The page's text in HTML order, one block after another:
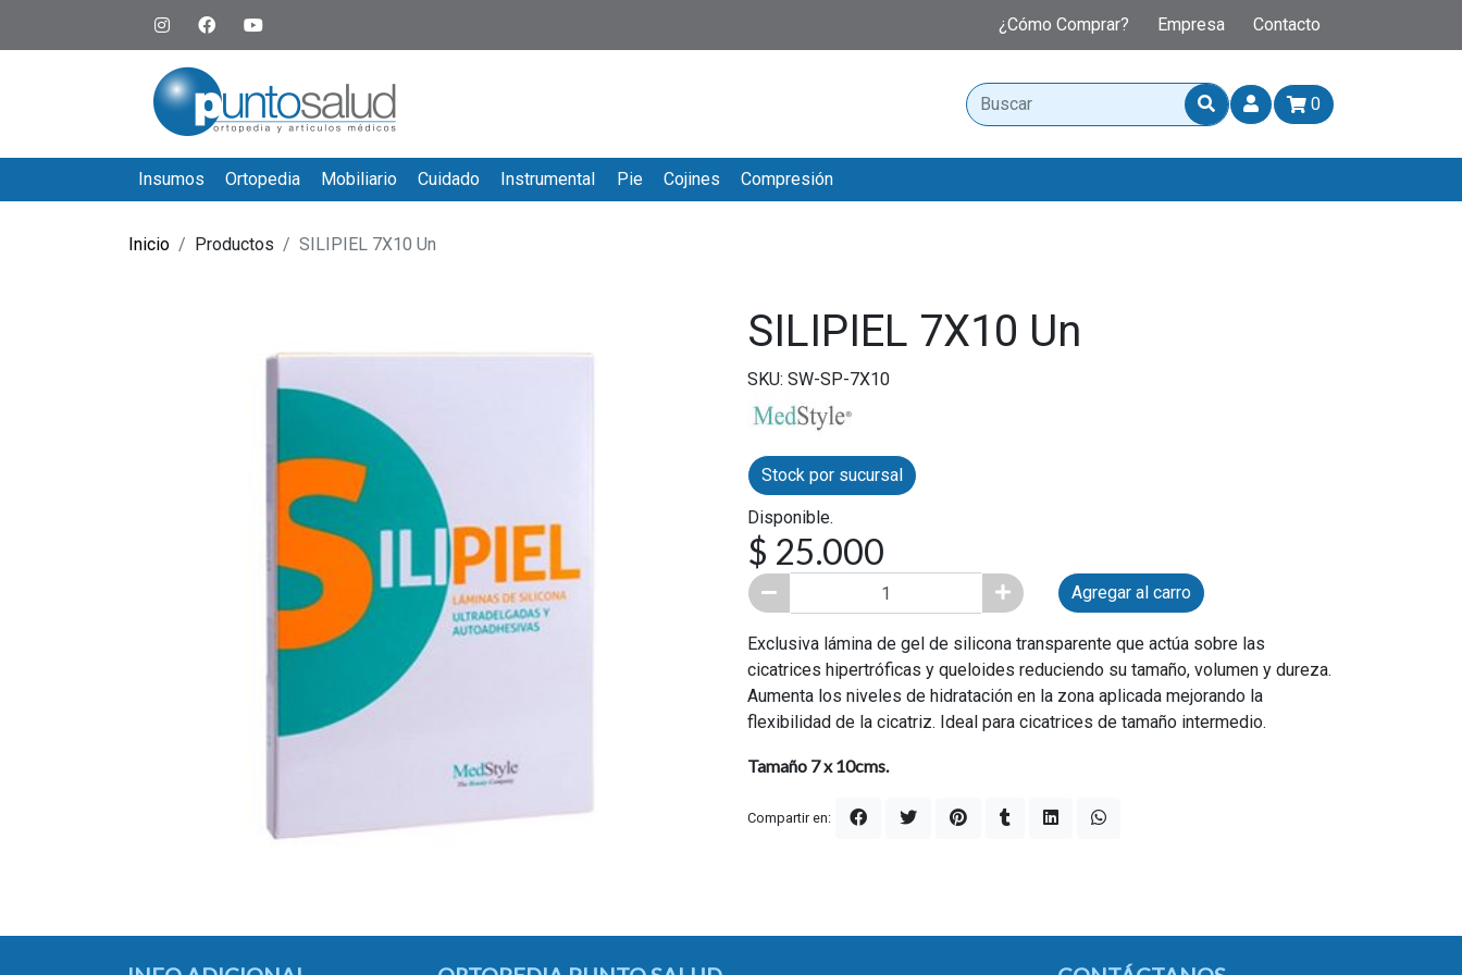
¿Cómo Comprar? Empresa Contacto
0
Insumos Ortopedia Mobiliario Cuidado Instrumental Pie Cojines Compresión
Inicio Productos SILIPIEL 7X10 Un
SILIPIEL 7X10 Un
SKU: SW-SP-7X10
Stock por sucursal
Disponible.
$ 25.000
Agregar al carro
Exclusiva lámina de gel de silicona transparente que actúa sobre las
cicatrices hipertróficas y queloides reduciendo su tamaño, volumen y dureza.
Aumenta los niveles de hidratación en la zona aplicada mejorando la
flexibilidad de la cicatriz. Ideal para cicatrices de tamaño intermedio.
Tamaño 7 x 10cms.
Compartir en: